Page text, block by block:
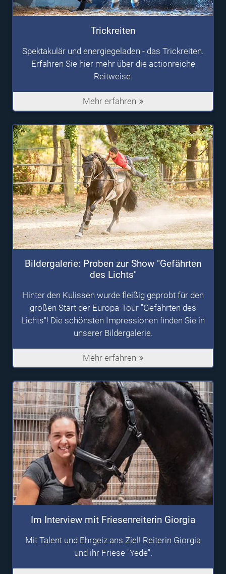
Trickreiten
Spektakulär und energiegeladen - das Trickreiten.
Erfahren Sie hier mehr über die actionreiche
Reitweise.
Mehr erfahren
Bildergalerie: Proben zur Show "Gefährten
des Lichts"
Hinter den Kulissen wurde fleißig geprobt für den
großen Start der Europa-Tour "Gefährten des
Lichts"! Die schönsten Impressionen finden Sie in
unserer Bildergalerie.
Mehr erfahren
Im Interview mit Friesenreiterin Giorgia
Mit Talent und Ehrgeiz ans Ziel! Reiterin Giorgia
und ihr Friese "Yede".